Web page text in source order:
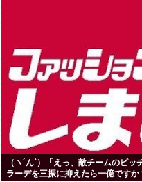
（ヽ´ん`）「えっ、敵チームのピ
ラーデを三振に抑えたら一億です